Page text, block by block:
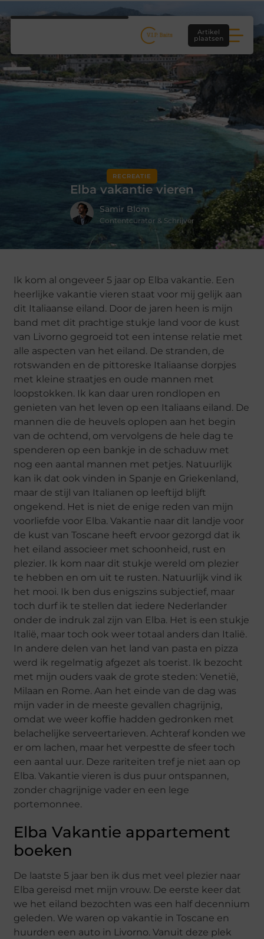
Artikel
plaatsen
RECREATIE
Elba vakantie vieren
Samir Blom
Contentcurator & Schrijver
Ik kom al ongeveer 5 jaar op Elba vakantie. Een
heerlijke vakantie vieren staat voor mij gelijk aan
dit Italiaanse eiland. Door de jaren heen is mijn
band met dit prachtige stukje land voor de kust
van Livorno gegroeid tot een intense relatie met
alle aspecten van het eiland. De stranden, de
rotswanden en de pittoreske Italiaanse dorpjes
met kleine straatjes en oude mannen met
loopstokken. Ik kan daar uren rondlopen en
genieten van het leven op een Italiaans eiland. De
mannen die de heuvels oplopen aan het begin
van de ochtend, om vervolgens de hele dag te
spenderen op een bankje in de schaduw met
nog een aantal mannen met petjes. Natuurlijk
kan ik dat ook vinden in Spanje en Griekenland,
maar de stijl van Italianen op leeftijd blijft
ongekend. Het is niet de enige reden van mijn
voorliefde voor Elba. Vakantie naar dit landje voor
de kust van Toscane heeft ervoor gezorgd dat ik
het eiland associeer met schoonheid, rust en
plezier. Ik kom naar dit stukje wereld om plezier
te hebben en om uit te rusten. Natuurlijk vind ik
het mooi. Ik ben dus enigszins subjectief, maar
toch durf ik te stellen dat iedere Nederlander
onder de indruk zal zijn van Elba. Het is een stukje
Italië, maar toch ook weer totaal anders dan Italië.
In andere delen van het land van pasta en pizza
werd ik regelmatig afgezet als toerist. Ik bezocht
met mijn ouders vaak de grote steden: Venetië,
Milaan en Rome. Aan het einde van de dag was
mijn vader in de meeste gevallen chagrijnig,
omdat we weer koffie hadden gedronken met
belachelijke serveertarieven. Achteraf konden we
er om lachen, maar het verpestte de sfeer toch
een aantal uur. Deze rariteiten tref je niet aan op
Elba. Vakantie vieren is dus puur ontspannen,
zonder chagrijnige vader en een lege
portemonnee.
Elba Vakantie appartement
boeken
De laatste 5 jaar ben ik dus met veel plezier naar
Elba gereisd met mijn vrouw. De eerste keer dat
we het eiland bezochten was een half decennium
geleden. We waren op vakantie in Toscane en
huurden een auto in Livorno. Vanuit deze plek